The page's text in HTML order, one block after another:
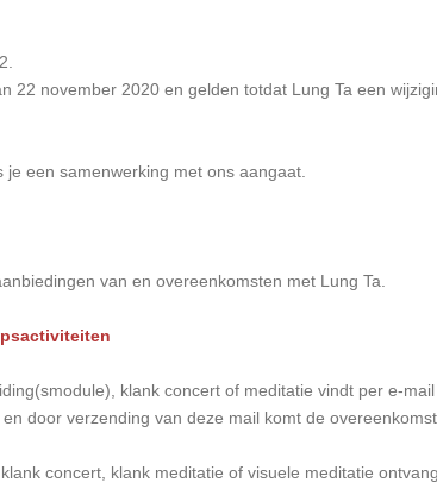
22 november 2020 en gelden totdat Lung Ta een
een samenwerking met ons aangaat.
van en overeenkomsten met Lung Ta.
klank concert of meditatie vindt per e-
door verzending van deze mail komt de overeenkomst
concert, klank meditatie of visuele meditatie